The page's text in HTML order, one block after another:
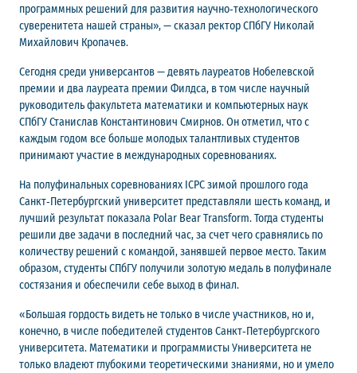
программных решений для развития научно‑технологического
суверенитета нашей страны», — сказал ректор СПбГУ Николай
Михайлович Кропачев.
Сегодня среди универсантов — девять лауреатов Нобелевской
премии и два лауреата премии Филдса, в том числе научный
руководитель факультета математики и компьютерных наук
СПбГУ Станислав Константинович Смирнов. Он отметил, что с
каждым годом все больше молодых талантливых студентов
принимают участие в международных соревнованиях.
На полуфинальных соревнованиях ICPC зимой прошлого года
Санкт‑Петербургский университет представляли шесть команд, и
лучший результат показала Polar Bear Transform. Тогда студенты
решили две задачи в последний час, за счет чего сравнялись по
количеству решений с командой, занявшей первое место. Таким
образом, студенты СПбГУ получили золотую медаль в полуфинале
состязания и обеспечили себе выход в финал.
«Большая гордость видеть не только в числе участников, но и,
конечно, в числе победителей студентов Санкт‑Петербургского
университета. Математики и программисты Университета не
только владеют глубокими теоретическими знаниями, но и умело